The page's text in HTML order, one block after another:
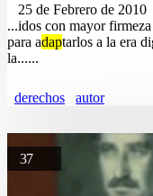
25 de Febrero de 2010
...idos con mayor
para adaptarlos a la era
la......
derechos autor
37